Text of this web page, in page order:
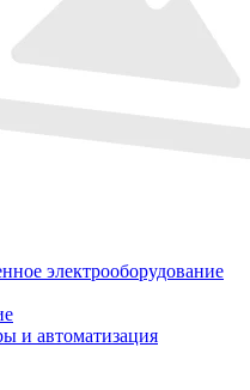
электрооборудование
и автоматизация